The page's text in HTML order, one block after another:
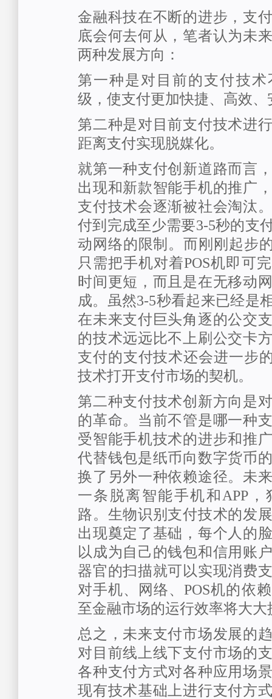
金融科技在不断的进步，支
底会何去何从，笔者认为未
两种发展方向：
第一种是对目前的支付技
级，使支付更加快捷、高效、
第二种是对目前支付技术进
距离支付实现脱媒化。
就第一种支付创新道路而言
出现和新款智能手机的推广
支付技术会逐渐被社会淘汰
付到完成至少需要3-5秒的支
动网络的限制。而刚刚起步
只需把手机对着POS机即可
时间更短，而且是在无移动
成。虽然3-5秒看起来已经是
在未来支付巨头角逐的公交
的技术远远比不上刷公交卡
支付的支付技术还会进一步
技术打开支付市场的契机。
第二种支付技术创新方向是
的革命。当前不管是哪一种
受智能手机技术的进步和推
代替钱包是纸币向数字货币
换了另外一种依赖途径。未
一条脱离智能手机和APP
路。生物识别支付技术的发
出现奠定了基础，每个人的
以成为自己的钱包和信用账
器官的扫描就可以实现消费
对手机、网络、POS机的依
至金融市场的运行效率将大大
总之，未来支付市场发展的
对目前线上线下支付市场的
各种支付方式对各种应用场
现有技术基础上进行支付方